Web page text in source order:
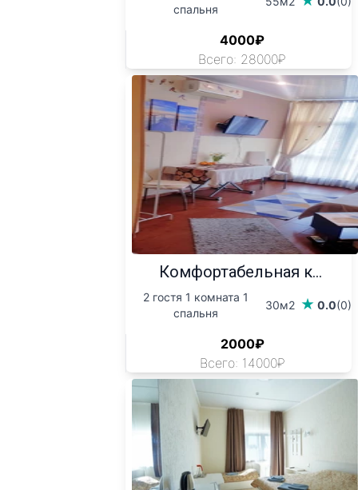
спальня
4000₽
Всего: 28000₽
Комфортабельная к...
2 гостя 1 комната 1
спальня
30м2 0.0(0)
2000₽
Всего: 14000₽